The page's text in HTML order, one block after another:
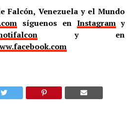
Falcón, Venezuela y el Mundo
síguenos en Instagramy
y en